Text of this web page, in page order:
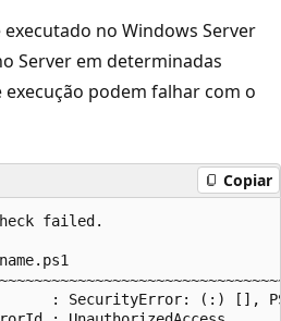
no Windows Server
Server em determinadas
podem falhar com o
Copiar
failed.
: SecurityError: (:) [],